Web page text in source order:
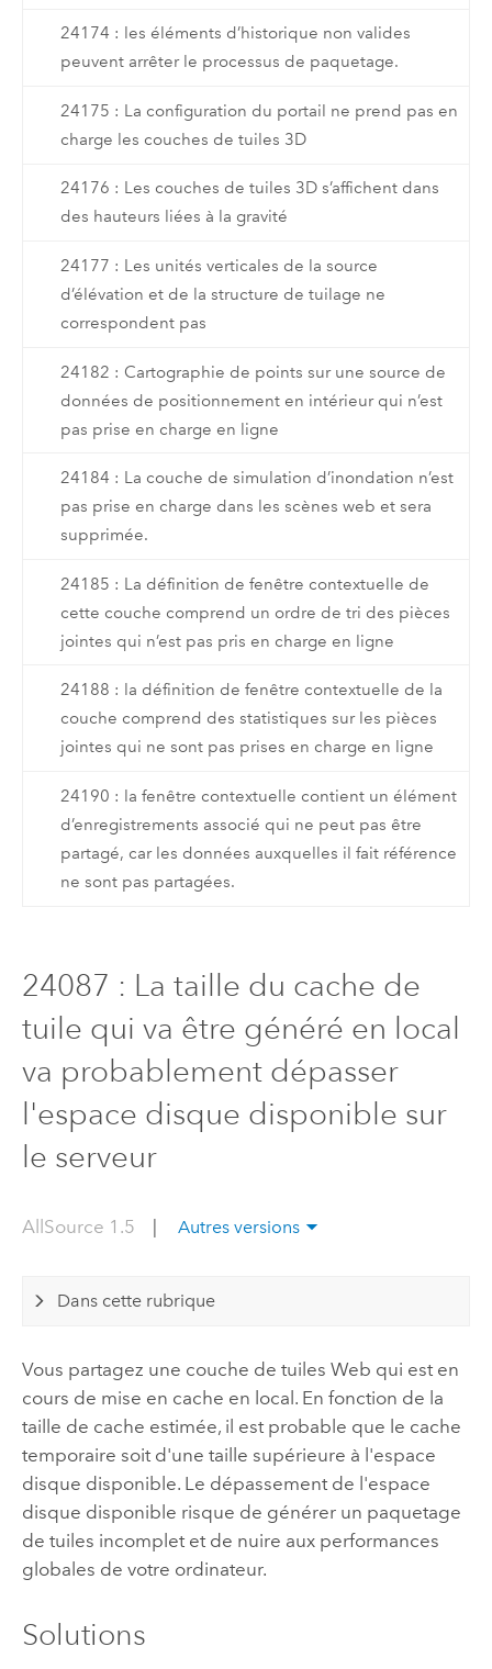
24174 : les éléments d’historique non valides
peuvent arrêter le processus de paquetage.
24175 : La configuration du portail ne prend pas en
charge les couches de tuiles 3D
24176 : Les couches de tuiles 3D s’affichent dans
des hauteurs liées à la gravité
24177 : Les unités verticales de la source
d’élévation et de la structure de tuilage ne
correspondent pas
24182 : Cartographie de points sur une source de
données de positionnement en intérieur qui n’est
pas prise en charge en ligne
24184 : La couche de simulation d’inondation n’est
pas prise en charge dans les scènes web et sera
supprimée.
24185 : La définition de fenêtre contextuelle de
cette couche comprend un ordre de tri des pièces
jointes qui n’est pas pris en charge en ligne
24188 : la définition de fenêtre contextuelle de la
couche comprend des statistiques sur les pièces
jointes qui ne sont pas prises en charge en ligne
24190 : la fenêtre contextuelle contient un élément
d’enregistrements associé qui ne peut pas être
partagé, car les données auxquelles il fait référence
ne sont pas partagées.
24087 : La taille du cache de
tuile qui va être généré en local
va probablement dépasser
l'espace disque disponible sur
le serveur
AllSource 1.5 | Autres versions
Dans cette rubrique
Vous partagez une couche de tuiles Web qui est en
cours de mise en cache en local. En fonction de la
taille de cache estimée, il est probable que le cache
temporaire soit d'une taille supérieure à l'espace
disque disponible. Le dépassement de l'espace
disque disponible risque de générer un paquetage
de tuiles incomplet et de nuire aux performances
globales de votre ordinateur.
Solutions